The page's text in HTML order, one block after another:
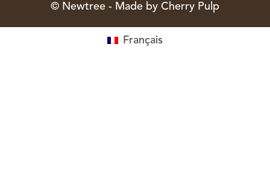
© Newtree - Made by Cherry Pulp
Français